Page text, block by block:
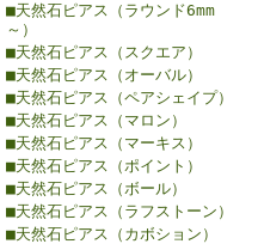
■天然石ピアス（ラウンド6mm
～）
■天然石ピアス（スクエア）
■天然石ピアス（オーバル）
■天然石ピアス（ペアシェイプ）
■天然石ピアス（マロン）
■天然石ピアス（マーキス）
■天然石ピアス（ポイント）
■天然石ピアス（ボール）
■天然石ピアス（ラフストーン）
■天然石ピアス（カボション）